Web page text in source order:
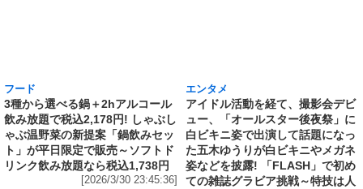
リンク飲み放題なら税込1,738円
[2026/3/30 23:45:36]
姿などを披露! 「FLASH」で初め
ての雑誌グラビア挑戦～特技は人
の名前を忘れないこと
[2026/3/30 22:53:52]
フード
1個で腹パンパン! 熱湯5分“グルグル”かき混ぜ